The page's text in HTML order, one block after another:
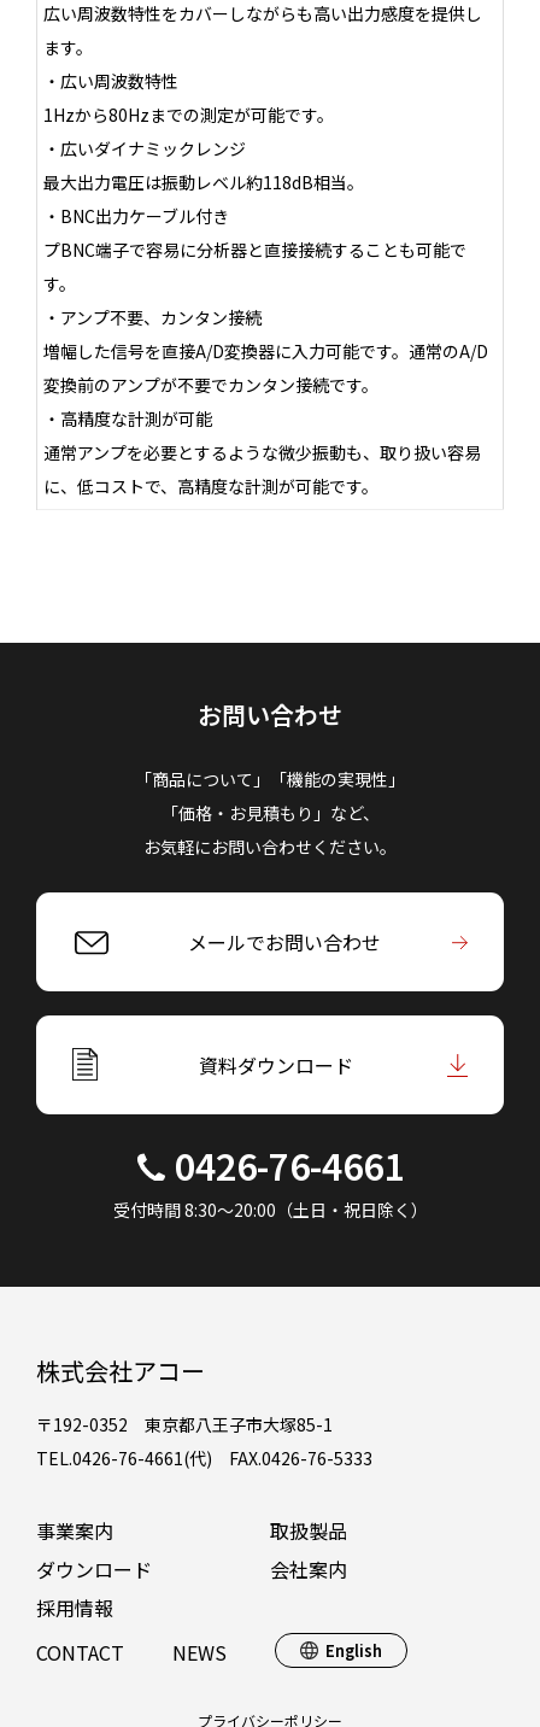
広い周波数特性をカバーしながらも高い出力感度を提供し
ます。
・広い周波数特性
1Hzから80Hzまでの測定が可能です。
・広いダイナミックレンジ
最大出力電圧は振動レベル約118dB相当。
・BNC出力ケーブル付き
プBNC端子で容易に分析器と直接接続することも可能で
す。
・アンプ不要、カンタン接続
増幅した信号を直接A/D変換器に入力可能です。通常のA/D
変換前のアンプが不要でカンタン接続です。
・高精度な計測が可能
通常アンプを必要とするような微少振動も、取り扱い容易
に、低コストで、高精度な計測が可能です。
お問い合わせ
「商品について」「機能の実現性」
「価格・お見積もり」など、
お気軽にお問い合わせください。
メールでお問い合わせ
資料ダウンロード
0426-76-4661
受付時間 8:30～20:00（土日・祝日除く）
株式会社アコー
〒192-0352 東京都八王子市大塚85-1
TEL.0426-76-4661(代) FAX.0426-76-5333
事業案内
取扱製品
ダウンロード
会社案内
採用情報
CONTACT
NEWS English
プライバシーポリシー